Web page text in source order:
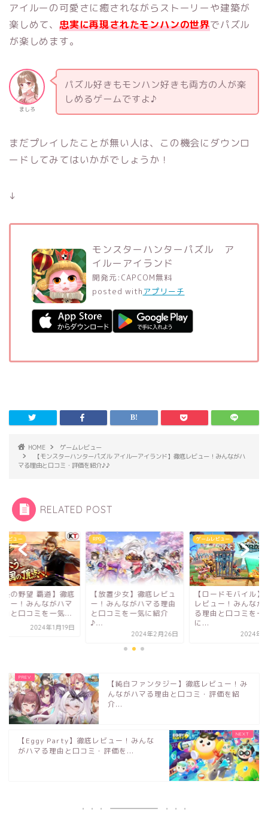
アイルーの可愛さに癒されながらストーリーや建築が
楽しめて、 忠実に再現されたモンハンの世界でパズル
が楽しめます。
ましろ
パズル好きもモンハン好きも両方の人が楽
しめるゲームですよ♪
まだプレイしたことが無い人は、この機会にダウンロ
ードしてみてはいかがでしょうか！
↓
モンスターハンターパズル ア
イルーアイランド
開発元: CAPCOM無料
posted with アプリーチ
HOME
ゲームレビュー
【モンスターハンターパズル アイルーアイランド】徹底レビュー！みんながハ
マる理由と口コミ・評価を紹介♪♪
RELATED POST
レビュー
長の野望 覇道】徹底
ュー！みんながハマ
由と口コミを一気...
2024年1月19日
RPG
【放置少女】徹底レビュ
ー！みんながハマる理由
と口コミを一気に紹介
♪...
2024年2月26日
ゲームレビュー
【ロードモバイル】
レビュー！みんなが
る理由と口コミを一
に...
2024年1
【純白ファンタジー】徹底レビュー！み
んながハマる理由と口コミ・評価を紹
介...
【Eggy Party】徹底レビュー！みんな
がハマる理由と口コミ・評価を...